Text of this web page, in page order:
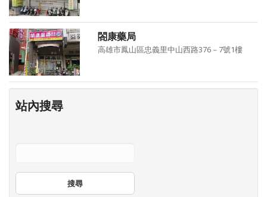
閤康藥局
高雄市鳳山區忠義里中山西路376－7號1樓
站內搜尋
搜尋